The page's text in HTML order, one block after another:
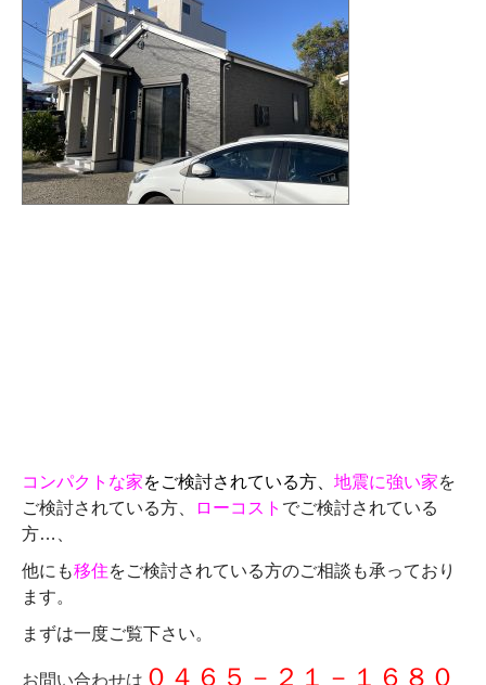
コンパクトな家をご検討されている方、 地震に強い家を
ご検討されている方、
ローコスト でご検討されている
方…、
他にも移住をご検討されている方のご相談も承っており
ます。
まずは一度ご覧下さい。
お問い合わせは ０４６５－２１－１６８０